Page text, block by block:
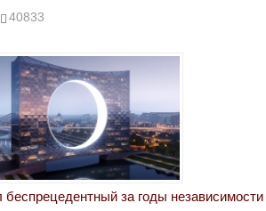
40833
за годы независимости